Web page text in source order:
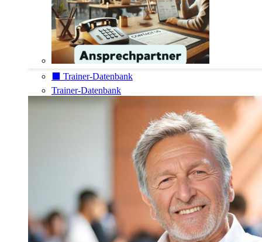
⬛️ Trainer-Datenbank
Trainer-Datenbank